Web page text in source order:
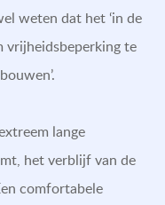
weten dat het ‘in de
te
lange
het verblijf van de
comfortabele